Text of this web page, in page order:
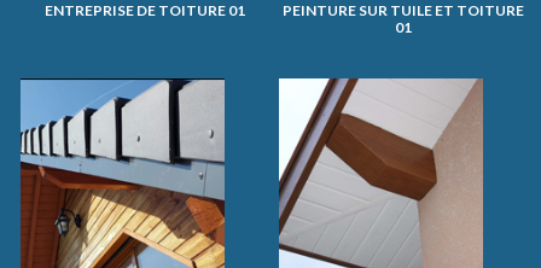
ENTREPRISE DE TOITURE 01
PEINTURE SUR TUILE ET TOITURE
01